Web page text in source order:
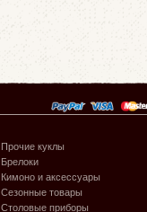
Прочие куклы
Брелоки
Кимоно и аксессуары
Сезонные товары
Столовые приборы